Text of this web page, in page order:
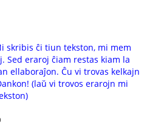
skribis ĉi tiun tekston, mi mem
Sed eraroj ĉiam restas kiam la
ellaboraĵon. Ĉu vi trovas kelkajn
(laŭ vi trovos erarojn mi